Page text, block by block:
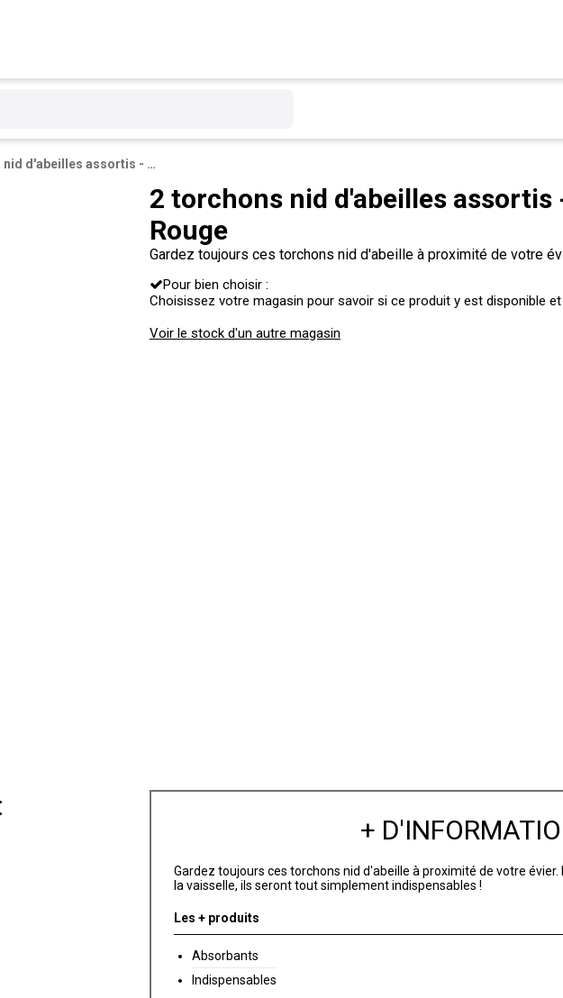
2 torchons nid d'abeilles assortis - L 70 x l 50 cm - Rouge
2 torchons nid d'abeilles assortis
Rouge
Gardez toujours ces torchons nid d'abeille à proximité de votre
Pour bien choisir :
Choisissez votre magasin pour savoir si ce produit y est disponible
Voir le stock d'un autre magasin
+
Gardez toujours ces torchons nid d'abeille à proximité de votre
la vaisselle, ils seront tout simplement indispensables !
Les + produits
Absorbants
Indispensables